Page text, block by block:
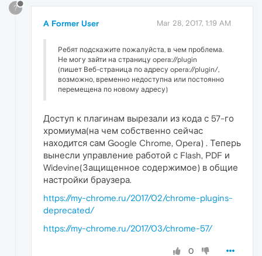
?
A Former User Mar 28, 2017, 1:19 AM
Ребят подскажите пожалуйста, в чем проблема.
Не могу зайти на страницу opera://plugin
(пишет Веб-страница по адресу opera://plugin/,
возможно, временно недоступна или постоянно
перемещена по новому адресу)
Доступ к плагинам вырезали из кода с 57-го
хромиума(на чем собственно сейчас
находится сам Google Chrome, Opera) . Теперь
вынесли управление работой с Flash, PDF и
Widevine(Защищенное содержимое) в общие
настройки браузера.
https://my-chrome.ru/2017/02/chrome-plugins-
deprecated/
https://my-chrome.ru/2017/03/chrome-57/
0